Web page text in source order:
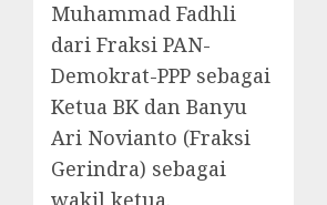
Muhammad Fadhli
dari Fraksi PAN-
Demokrat-PPP sebagai
Ketua BK dan Banyu
Ari Novianto (Fraksi
Gerindra) sebagai
wakil ketua.